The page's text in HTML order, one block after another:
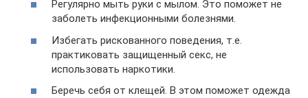
Регулярно мыть руки с мылом. Это поможет не
заболеть инфекционными болезнями.
Избегать рискованного поведения, т.е.
практиковать защищенный секс, не
использовать наркотики.
Беречь себя от клещей. В этом поможет одежда